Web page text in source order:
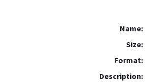
Name:
Size:
Format:
Description: